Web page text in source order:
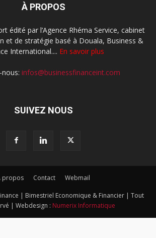
À PROPOS
édité par l’Agence Rhéma Service, cabinet
et de stratégie basé à Douala, Business &
International.... En savoir plus
infos@businessfinanceint.com
SUIVEZ NOUS
propos Contact Webmail
| Bimestriel Economique & Financier | Tout
| Webdesign : Numerix Informatique